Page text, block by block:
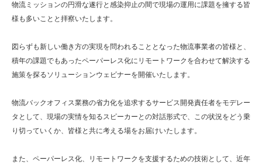
物流ミッションの円滑な遂行と感染抑止の間で現場の運用に課題を擁する皆
様も多いことと拝察いたします。
図らずも新しい働き方の実現を問われることとなった物流事業者の皆様と、
積年の課題でもあったペーパーレス化にリモートワークを合わせて解決する
施策を探るソリューションウェビナーを開催いたします。
物流バックオフィス業務の省力化を追求するサービス開発責任者をモデレー
タとして、現場の実情を知るスピーカーとの対話形式で、この状況をどう乗
り切っていくか、皆様と共に考える場をお届けいたします。
また、ペーパーレス化、リモートワークを支援するための技術として、近年